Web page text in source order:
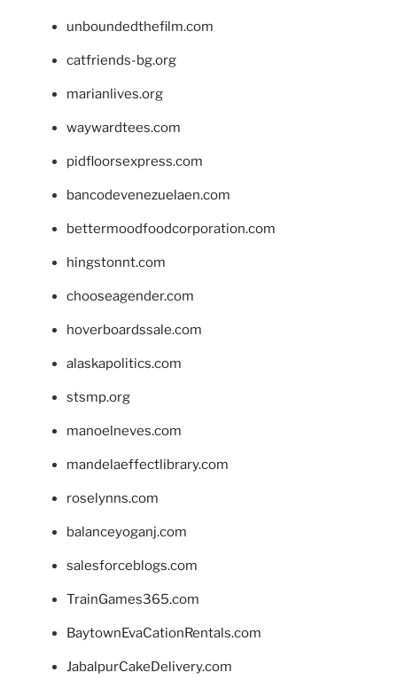
unboundedthefilm.com
catfriends-bg.org
marianlives.org
waywardtees.com
pidfloorsexpress.com
bancodevenezuelaen.com
bettermoodfoodcorporation.com
hingstonnt.com
chooseagender.com
hoverboardssale.com
alaskapolitics.com
stsmp.org
manoelneves.com
mandelaeffectlibrary.com
roselynns.com
balanceyoganj.com
salesforceblogs.com
TrainGames365.com
BaytownEvaCationRentals.com
JabalpurCakeDelivery.com